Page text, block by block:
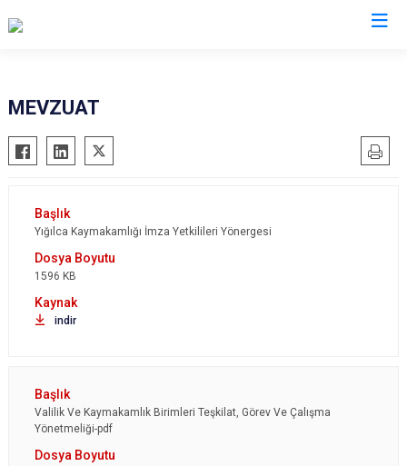
Cumayeri
Akçakoca
Gölyaka
Gümüşova
Kaynaşlı
Yığılca
MEVZUAT
Yığılca Kaymakamlığı İmza Yetkilileri Yönergesi
1596 KB
indir
Valilik Ve Kaymakamlık Birimleri Teşkilat, Görev Ve Çalışma
Yönetmeliği-pdf